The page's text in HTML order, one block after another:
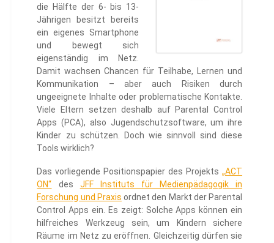
die Hälfte der 6- bis 13-
Jährigen besitzt bereits
ein eigenes Smartphone
und bewegt sich
eigenständig im Netz.
Damit wachsen Chancen für Teilhabe, Lernen und
Kommunikation – aber auch Risiken durch
ungeeignete Inhalte oder problematische Kontakte.
Viele Eltern setzen deshalb auf Parental Control
Apps (PCA), also Jugendschutzsoftware, um ihre
Kinder zu schützen. Doch wie sinnvoll sind diese
Tools wirklich?
Das vorliegende Positionspapier des Projekts„ACT
ON“ des JFF Instituts für Medienpädagogik in
Forschung und Praxis ordnet den Markt der Parental
Control Apps ein. Es zeigt: Solche Apps können ein
hilfreiches Werkzeug sein, um Kindern sichere
Räume im Netz zu eröffnen. Gleichzeitig dürfen sie